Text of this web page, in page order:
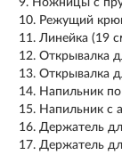
Режущий
Линейка (19
Открывалка
Открывалка
Напильник
Напильник с
Держатель
Держатель